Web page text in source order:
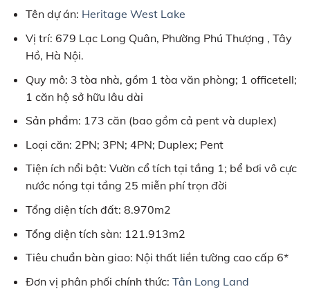
Tên dự án: Heritage West Lake
Vị trí: 679 Lạc Long Quân, Phường Phú Thượng , Tây
Hồ, Hà Nội.
Quy mô: 3 tòa nhà, gồm 1 tòa văn phòng; 1 officetell;
1 căn hộ sở hữu lâu dài
Sản phẩm: 173 căn (bao gồm cả pent và duplex)
Loại căn: 2PN; 3PN; 4PN; Duplex; Pent
Tiện ích nổi bật: Vườn cổ tích tại tầng 1; bể bơi vô cực
nước nóng tại tầng 25 miễn phí trọn đời
Tổng diện tích đất: 8.970m2
Tổng diện tích sàn: 121.913m2
Tiêu chuẩn bàn giao: Nội thất liền tường cao cấp 6*
Đơn vị phân phối chính thức: Tân Long Land